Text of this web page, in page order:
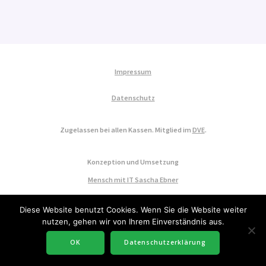
© 2026 ErgoAktiv GbR
Impressum
Datenschutz
Zugelassen bei allen Kassen. Mitglied im DVE.
Konzeption und Umsetzung
Mensch mit IT Sascha Ebner
Diese Website benutzt Cookies. Wenn Sie die Website weiter
nutzen, gehen wir von Ihrem Einverständnis aus.
OK Datenschutzerklärung